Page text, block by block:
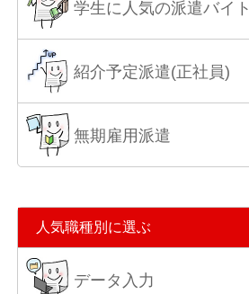
学生に人気の派遣バイト
紹介予定派遣(正社員)
無期雇用派遣
人気職種別に選ぶ
データ入力